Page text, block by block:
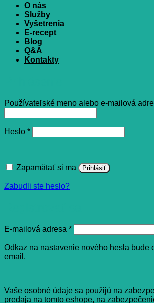
O nás
Služby
Vyšetrenia
E-recept
Blog
Q&A
Kontakty
Používateľské meno alebo e-mailová
Heslo *Povinné
Zapamätať si ma Prihlásiť
Zabudli ste heslo?
E-mailová adresa *Povinné
Odkaz na nastavenie nového hesla bude
email.
Vaše osobné údaje sa použijú na
predaja na tomto eshope, na